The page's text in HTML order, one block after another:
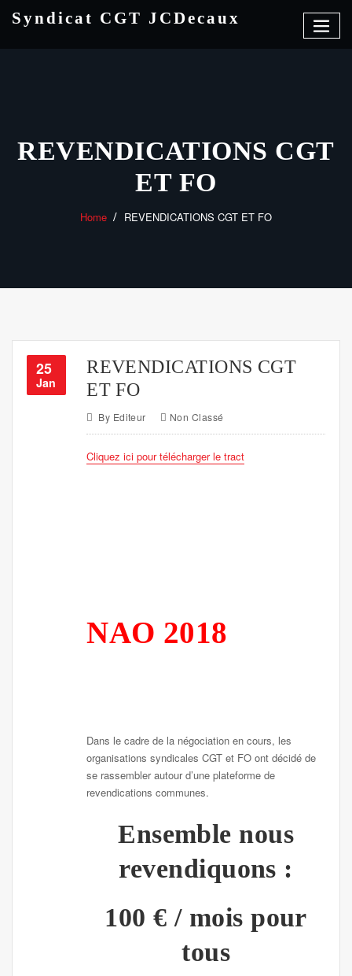
Syndicat CGT JCDecaux
REVENDICATIONS CGT
ET FO
Home REVENDICATIONS CGT ET FO
25
Jan
REVENDICATIONS CGT
ET FO
By Editeur Non Classé
Cliquez ici pour télécharger le tract
NAO 2018
Dans le cadre de la négociation en cours, les
organisations syndicales CGT et FO ont décidé de
se rassembler autour d’une plateforme de
revendications communes.
Ensemble nous
revendiquons :
100 € / mois pour
tous